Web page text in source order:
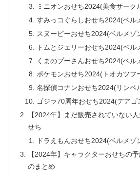
ミニオンおせち2024(美食サーク
すみっコぐらしおせち2024(ベル
スヌーピーおせち2024(ベルメゾ
トムとジェリーおせち2024(ベル
くまのプーさんおせち2024(ベル
ポケモンおせち2024(トオカツフ
名探偵コナンおせち2024(リンベ
ゴジラ70周年おせち2024(デアゴ
【2024年】まだ販売されていない
せち
ドラえもんおせち2024(ベルメゾ
【2024年】キャラクターおせちの
のまとめ